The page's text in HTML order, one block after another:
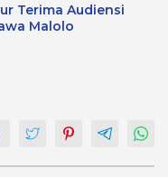
Terima Audiensi
Malolo